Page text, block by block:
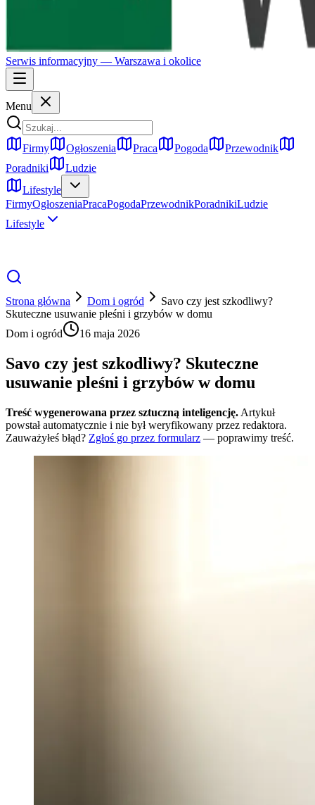
Serwis informacyjny — Warszawa i okolice
Menu
Firmy Ogłoszenia Praca Pogoda
Przewodnik
Poradniki
Ludzie
Lifestyle
FirmyOgłoszeniaPracaPogodaPrzewodnikPoradnikiLudzie
Lifestyle
Strona główna Dom i ogród
Savo czy jest szkodliwy?
Skuteczne usuwanie pleśni i grzybów w domu
Dom i ogród
16 maja 2026
Savo czy jest szkodliwy? Skuteczne
usuwanie pleśni i grzybów w domu
Treść wygenerowana przez sztuczną inteligencję. Artykuł
powstał automatycznie i nie był weryfikowany przez redaktora.
Zauważyłeś błąd? Zgłoś go przez formularz — poprawimy treść.